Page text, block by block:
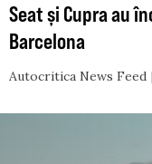
Seat și Cupra au
Barcelona
Autocritica News Feed